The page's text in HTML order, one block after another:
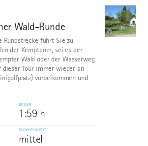
Wald-Runde
©
Rundstrecke führt Sie zu
der Kemptener, sei es der
Wald oder der Wasserweg
dieser Tour immer wieder an
vorbeikommen und
DAUER
1:59 h
SCHWIERIGKEIT
mittel